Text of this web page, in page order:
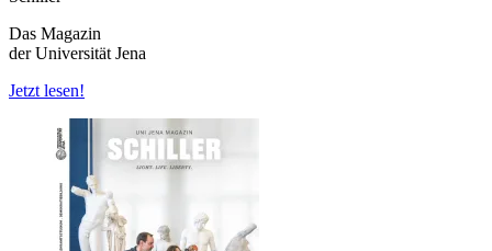
Das Magazin
der Universität Jena
Jetzt lesen!